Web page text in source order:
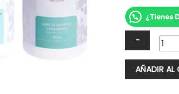
¿Tienes
AÑADIR AL